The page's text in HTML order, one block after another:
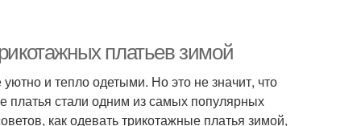
платьев зимой
и тепло одетыми. Но это не значит, что
платья стали одним из самых популярных
как одевать трикотажные платья зимой,